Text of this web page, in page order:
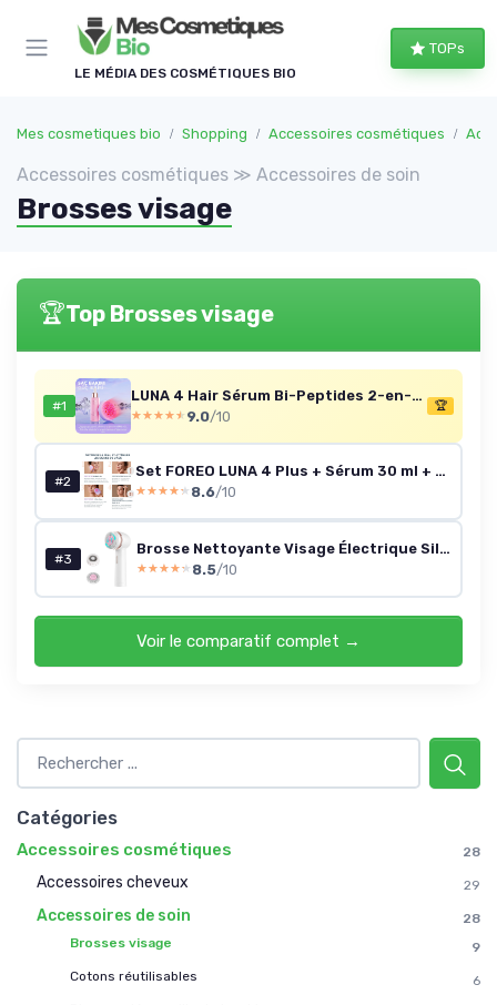
LE MÉDIA DES COSMÉTIQUES BIO
TOPs
Mes cosmetiques bio Shopping Accessoires cosmétiques
Accessoires cosmétiques ≫ Accessoires de soin
Brosses visage
🏆Top Brosses visage
#1
LUNA 4 Hair Sérum Bi-Peptides 2-en-1 — 60 ml
★★★★★
★★★★★ 9.0/10
🏆
#2
Set FOREO LUNA 4 Plus + Sérum 30 ml + Masque nuit 75 ml
★★★★★
★★★★★ 8.6/10
#3
Brosse Nettoyante Visage Électrique Silicone
★★★★★
★★★★★ 8.5/10
Voir le comparatif complet →
Catégories
Accessoires cosmétiques 28
Accessoires cheveux 29
Accessoires de soin
28
Brosses visage
9
Cotons réutilisables
6
Panneau de gestion des cookies